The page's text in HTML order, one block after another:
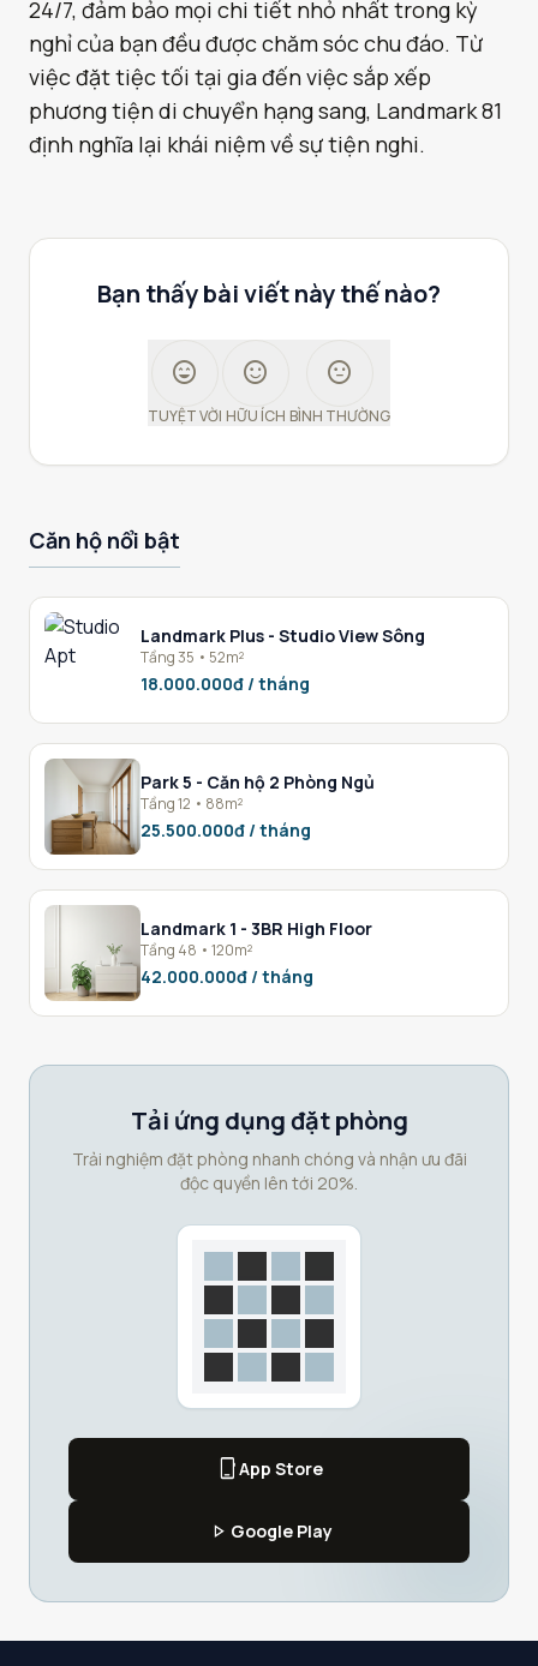
24/7, đảm bảo mọi chi tiết nhỏ nhất trong kỳ
nghỉ của bạn đều được chăm sóc chu đáo. Từ
việc đặt tiệc tối tại gia đến việc sắp xếp
phương tiện di chuyển hạng sang, Landmark 81
định nghĩa lại khái niệm về sự tiện nghi.
Bạn thấy bài viết này thế nào?
sentiment_very_satisfied
TUYỆT VỜI
sentiment_satisfied
HỮU ÍCH
sentiment_neutral
BÌNH THƯỜNG
Căn hộ nổi bật
Landmark Plus - Studio View Sông
Tầng 35 • 52m²
18.000.000đ / tháng
Park 5 - Căn hộ 2 Phòng Ngủ
Tầng 12 • 88m²
25.500.000đ / tháng
Landmark 1 - 3BR High Floor
Tầng 48 • 120m²
42.000.000đ / tháng
Tải ứng dụng đặt phòng
Trải nghiệm đặt phòng nhanh chóng và nhận ưu đãi
độc quyền lên tới 20%.
phone_iphoneApp Store
play_arrow Google Play